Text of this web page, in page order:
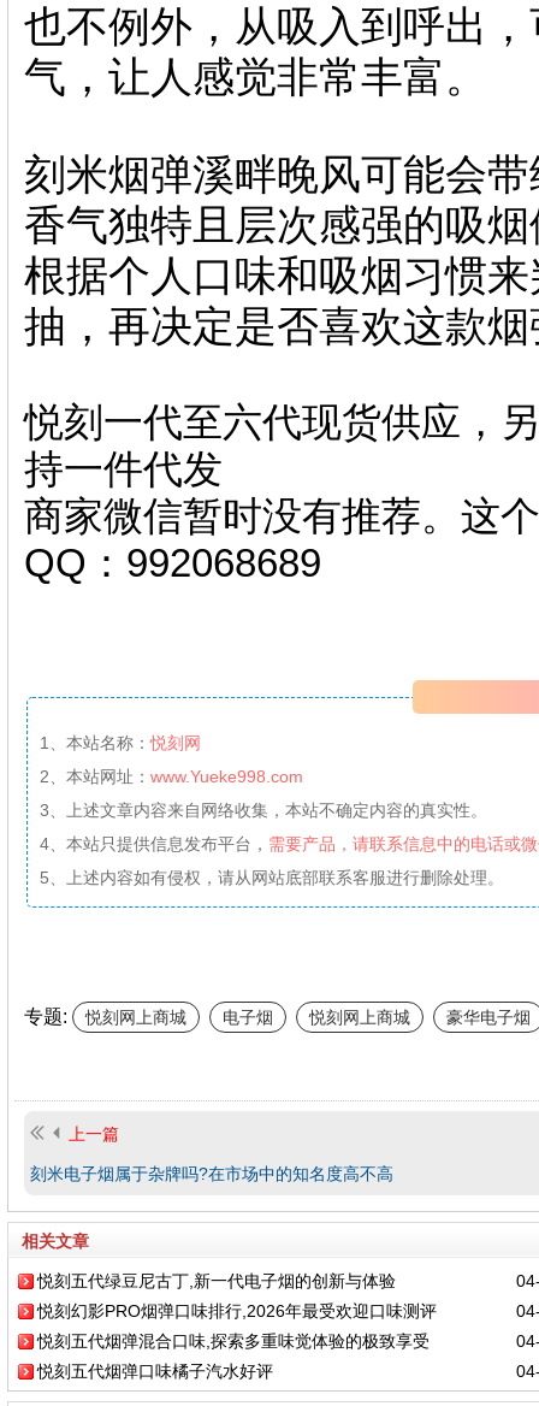
也不例外，从吸入到呼出
气，让人感觉非常丰富。
刻米烟弹溪畔晚风可能会
香气独特且层次感强的吸
根据个人口味和吸烟习惯
抽，再决定是否喜欢这款烟
悦刻一代至六代现货供应，
持一件代发
商家微信暂时没有推荐。这
QQ：992068689
1、本站名称：悦刻网
2、本站网址： www.Yueke998.com
3、上述文章内容来自网络收集，本站不确定内容的真实性。
4、本站只提供信息发布平台， 需要产品，请联系信息中的电话或
5、上述内容如有侵权，请从网站底部联系客服进行删除处理。
专题: 悦刻网上商城 电子烟 悦刻网上商城 豪华电子烟
上一篇
刻米电子烟属于杂牌吗?在市场中的知名度高不高
相关文章
悦刻五代绿豆尼古丁,新一代电子烟的创新与体验
悦刻幻影PRO烟弹口味排行,2026年最受欢迎口味测评
悦刻五代烟弹混合口味,探索多重味觉体验的极致享受
悦刻五代烟弹口味橘子汽水好评